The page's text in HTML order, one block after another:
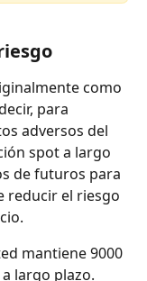
como
para
adversos del
spot a largo
de futuros para
reducir el riesgo
mantiene 9000
largo plazo.